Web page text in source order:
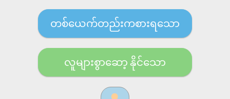
တစ်ယေက်တည်းကစားရသော
လူများစွာဆော့ နိုင်သော